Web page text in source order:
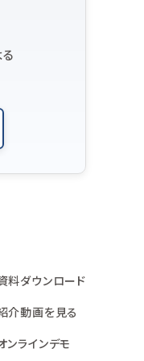
料ダウンロード
介動画を見る
ンラインデモ